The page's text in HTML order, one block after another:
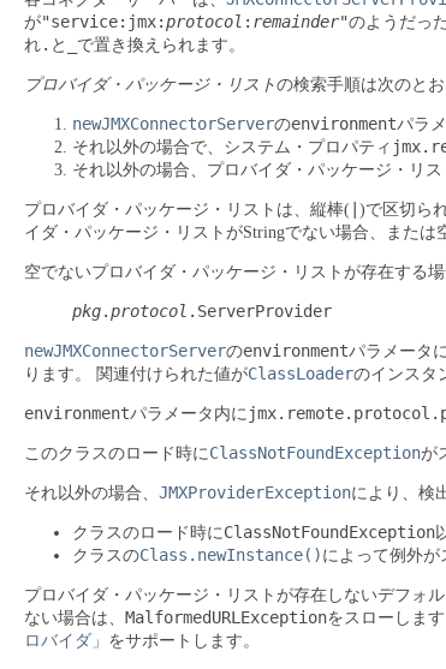
が"service:jmx:protocol : remainder"のようだっ
れ . と で置き換えられます。
プロバイダ・パッケージ・リストの検索手順は次のとお
newJMXConnectorServerのenvironmentパラ
それ以外の場合で、システム・プロパティ
それ以外の場合、プロバイダ・パッケージ・リス
プロバイダ・パッケージ・リストは、縦棒( )で区切ら
イダ・パッケージ・リストがStringでない場合、または
空でないプロバイダ・パッケージ・リストが存在する
pkg.protocol .ServerProvider
newJMXConnectorServerのenvironmentパラメータ
ります。
関連付けられた値がClassLoaderのインスタ
environmentパラメータ内に
このクラスのロード時にClassNotFoundExceptionが
それ以外の場合、 JMXProviderExceptionにより、検
クラスのロード時にClassNotFoundException
クラスのClass.newInstance() によって例外
プロバイダ・パッケージ・リストが存在しないデフォ
ない場合は、 MalformedURLExceptionをスローします
ロバイダ」 をサポートします。